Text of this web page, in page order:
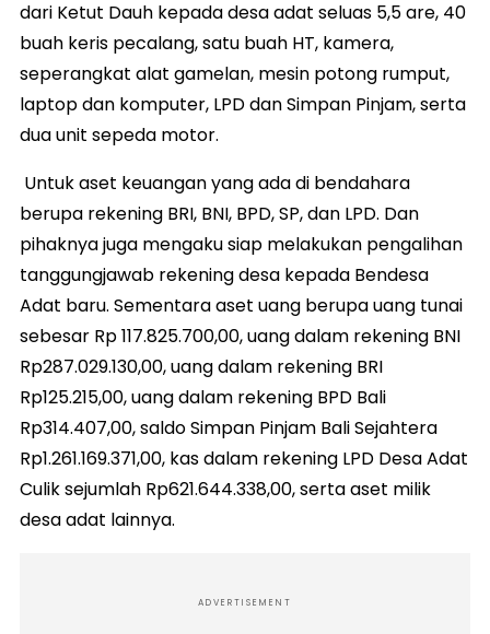
dari Ketut Dauh kepada desa adat seluas 5,5 are, 40
buah keris pecalang, satu buah HT, kamera,
seperangkat alat gamelan, mesin potong rumput,
laptop dan komputer, LPD dan Simpan Pinjam, serta
dua unit sepeda motor.
Untuk aset keuangan yang ada di bendahara
berupa rekening BRI, BNI, BPD, SP, dan LPD. Dan
pihaknya juga mengaku siap melakukan pengalihan
tanggungjawab rekening desa kepada Bendesa
Adat baru. Sementara aset uang berupa uang tunai
sebesar Rp 117.825.700,00, uang dalam rekening BNI
Rp287.029.130,00, uang dalam rekening BRI
Rp125.215,00, uang dalam rekening BPD Bali
Rp314.407,00, saldo Simpan Pinjam Bali Sejahtera
Rp1.261.169.371,00, kas dalam rekening LPD Desa Adat
Culik sejumlah Rp621.644.338,00, serta aset milik
desa adat lainnya.
ADVERTISEMENT